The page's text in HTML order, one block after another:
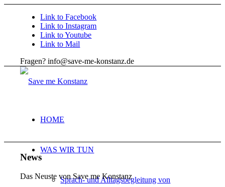
Link to Facebook
Link to Instagram
Link to Youtube
Link to Mail
Fragen? info@save-me-konstanz.de
HOME
WAS WIR TUN
Sprach- und Alltagsbegleitung von
News
Das Neuste von Save me Konstanz